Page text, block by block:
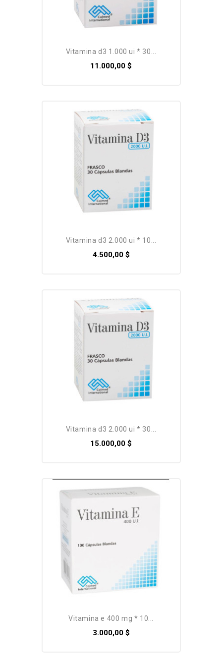
vitamina d3 1.000 ui * 30...
11.000,00 $
vitamina d3 2.000 ui * 10...
4.500,00 $
vitamina d3 2.000 ui * 30...
15.000,00 $
vitamina e 400 mg * 10...
3.000,00 $